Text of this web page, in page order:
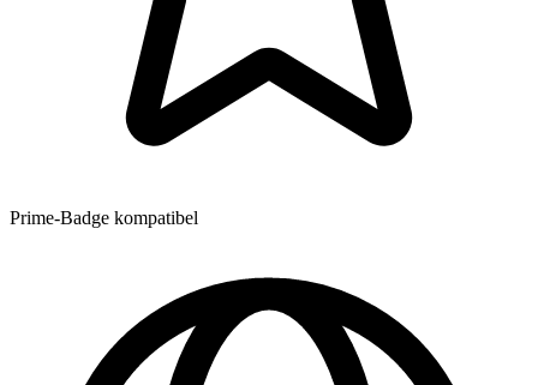
Prime-Badge kompatibel